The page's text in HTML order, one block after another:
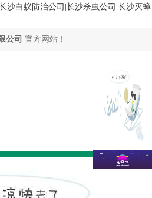
沙白蚁防治公司|长沙杀虫公司|长沙灭蟑
公司 官方网站！